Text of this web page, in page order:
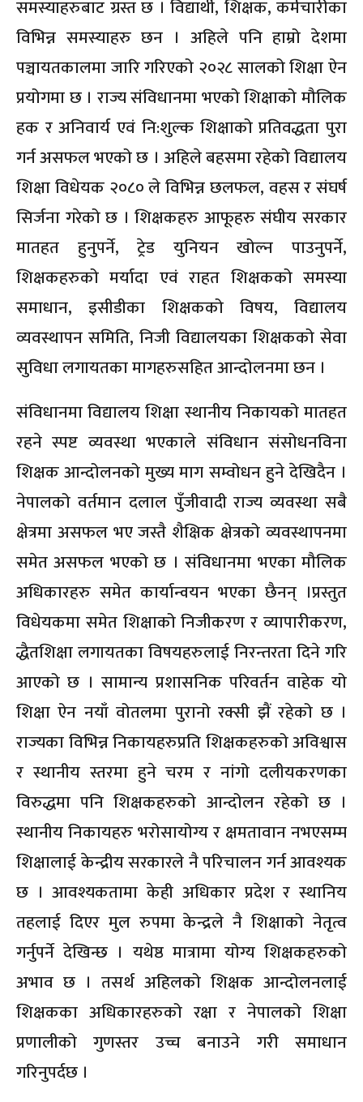
समस्याहरुबाट ग्रस्त छ । विद्यार्थी, शिक्षक, कर्मचारीका
विभिन्न समस्याहरु छन । अहिले पनि हाम्रो देशमा
पञ्चायतकालमा जारि गरिएको २०२८ सालको शिक्षा ऐन
प्रयोगमा छ । राज्य संविधानमा भएको शिक्षाको मौलिक
हक र अनिवार्य एवं नि:शुल्क शिक्षाको प्रतिवद्धता पुरा
गर्न असफल भएको छ । अहिले बहसमा रहेको विद्यालय
शिक्षा विधेयक २०८० ले विभिन्न छलफल, वहस र संघर्ष
सिर्जना गरेको छ । शिक्षकहरु आफूहरु संघीय सरकार
मातहत हुनुपर्ने, ट्रेड युनियन खोल्न पाउनुपर्ने,
शिक्षकहरुको मर्यादा एवं राहत शिक्षकको समस्या
समाधान, इसीडीका शिक्षकको विषय, विद्यालय
व्यवस्थापन समिति, निजी विद्यालयका शिक्षकको सेवा
सुविधा लगायतका मागहरुसहित आन्दोलनमा छन ।
संविधानमा विद्यालय शिक्षा स्थानीय निकायको मातहत
रहने स्पष्ट व्यवस्था भएकाले संविधान संसोधनविना
शिक्षक आन्दोलनको मुख्य माग सम्वोधन हुने देखिदैन ।
नेपालको वर्तमान दलाल पुँजीवादी राज्य व्यवस्था सबै
क्षेत्रमा असफल भए जस्तै शैक्षिक क्षेत्रको व्यवस्थापनमा
समेत असफल भएको छ । संविधानमा भएका मौलिक
अधिकारहरु समेत कार्यान्वयन भएका छैनन् ।प्रस्तुत
विधेयकमा समेत शिक्षाको निजीकरण र व्यापारीकरण,
द्धैतशिक्षा लगायतका विषयहरुलाई निरन्तरता दिने गरि
आएको छ । सामान्य प्रशासनिक परिवर्तन वाहेक यो
शिक्षा ऐन नयाँ वोतलमा पुरानो रक्सी झैं रहेको छ ।
राज्यका विभिन्न निकायहरुप्रति शिक्षकहरुको अविश्वास
र स्थानीय स्तरमा हुने चरम र नांगो दलीयकरणका
विरुद्धमा पनि शिक्षकहरुको आन्दोलन रहेको छ ।
स्थानीय निकायहरु भरोसायोग्य र क्षमतावान नभएसम्म
शिक्षालाई केन्द्रीय सरकारले नै परिचालन गर्न आवश्यक
छ । आवश्यकतामा केही अधिकार प्रदेश र स्थानिय
तहलाई दिएर मुल रुपमा केन्द्रले नै शिक्षाको नेतृत्व
गर्नुपर्ने देखिन्छ । यथेष्ठ मात्रामा योग्य शिक्षकहरुको
अभाव छ । तसर्थ अहिलको शिक्षक आन्दोलनलाई
शिक्षकका अधिकारहरुको रक्षा र नेपालको शिक्षा
प्रणालीको गुणस्तर उच्च बनाउने गरी समाधान
गरिनुपर्दछ ।